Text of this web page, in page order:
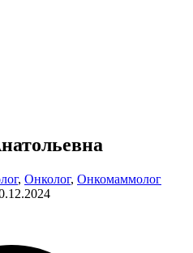
, Онколог, Онкомаммолог